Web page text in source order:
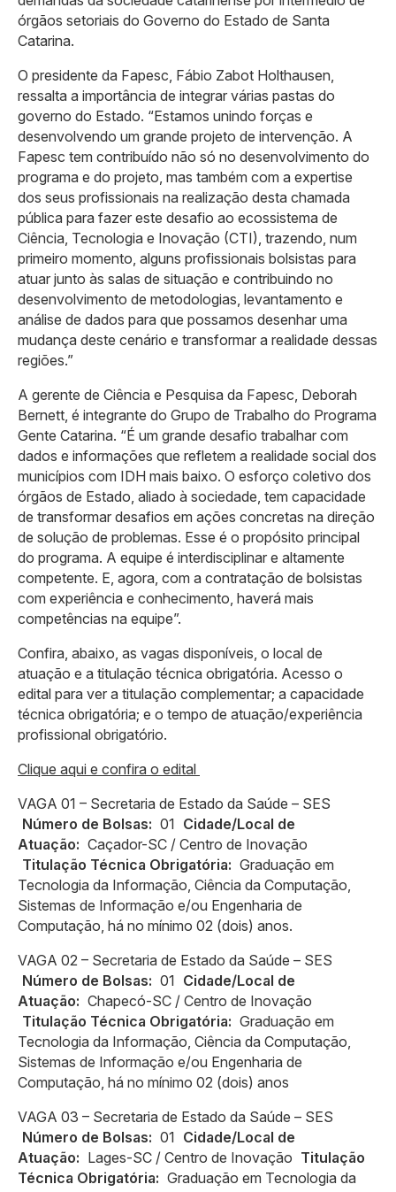
órgãos setoriais do Governo do Estado de Santa
Catarina.
O presidente da Fapesc, Fábio Zabot Holthausen,
ressalta a importância de integrar várias pastas do
governo do Estado. “Estamos unindo forças e
desenvolvendo um grande projeto de intervenção. A
Fapesc tem contribuído não só no desenvolvimento do
programa e do projeto, mas também com a expertise
dos seus profissionais na realização desta chamada
pública para fazer este desafio ao ecossistema de
Ciência, Tecnologia e Inovação (CTI), trazendo, num
primeiro momento, alguns profissionais bolsistas para
atuar junto às salas de situação e contribuindo no
desenvolvimento de metodologias, levantamento e
análise de dados para que possamos desenhar uma
mudança deste cenário e transformar a realidade dessas
regiões.”
A gerente de Ciência e Pesquisa da Fapesc, Deborah
Bernett, é integrante do Grupo de Trabalho do Programa
Gente Catarina. “É um grande desafio trabalhar com
dados e informações que refletem a realidade social dos
municípios com IDH mais baixo. O esforço coletivo dos
órgãos de Estado, aliado à sociedade, tem capacidade
de transformar desafios em ações concretas na direção
de solução de problemas. Esse é o propósito principal
do programa. A equipe é interdisciplinar e altamente
competente. E, agora, com a contratação de bolsistas
com experiência e conhecimento, haverá mais
competências na equipe”.
Confira, abaixo, as vagas disponíveis, o local de
atuação e a titulação técnica obrigatória. Acesso o
edital para ver a titulação complementar; a capacidade
técnica obrigatória; e o tempo de atuação/experiência
profissional obrigatório.
Clique aqui e confira o edital
VAGA 01 – Secretaria de Estado da Saúde – SES
Número de Bolsas: 01 Cidade/Local de
Atuação: Caçador-SC / Centro de Inovação
Titulação Técnica Obrigatória: Graduação em
Tecnologia da Informação, Ciência da Computação,
Sistemas de Informação e/ou Engenharia de
Computação, há no mínimo 02 (dois) anos.
VAGA 02 – Secretaria de Estado da Saúde – SES
Número de Bolsas: 01 Cidade/Local de
Atuação: Chapecó-SC / Centro de Inovação
Titulação Técnica Obrigatória: Graduação em
Tecnologia da Informação, Ciência da Computação,
Sistemas de Informação e/ou Engenharia de
Computação, há no mínimo 02 (dois) anos
VAGA 03 – Secretaria de Estado da Saúde – SES
Número de Bolsas: 01 Cidade/Local de
Atuação: Lages-SC / Centro de Inovação Titulação
Técnica Obrigatória: Graduação em Tecnologia da